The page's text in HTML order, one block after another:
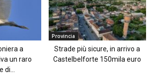
a
un raro
di...
Provincia
Strade più sicure, in arrivo a
Castelbelforte 150mila euro